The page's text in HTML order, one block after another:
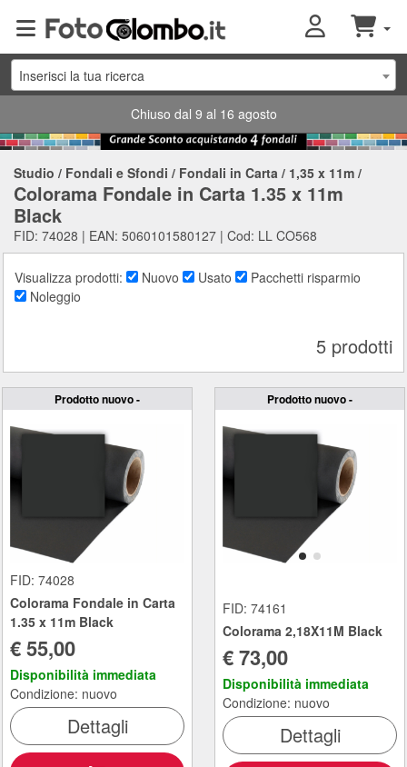
Inserisci la tua ricerca
Chiuso dal 9 al 16 agosto
Studio / Fondali e Sfondi / Fondali in Carta / 1,35 x 11m /
Colorama Fondale in Carta 1.35 x 11m
Black
FID: 74028 | EAN: 5060101580127 | Cod: LL CO568
Visualizza prodotti: Nuovo Usato
Pacchetti risparmio
Noleggio
5 prodotti
Prodotto nuovo -
FID: 74028
Colorama Fondale in Carta
1.35 x 11m Black
€ 55,00
Disponibilità immediata
Condizione: nuovo
Dettagli
Prodotto nuovo -
FID: 74161
Colorama 2,18X11M Black
€ 73,00
Disponibilità immediata
Condizione: nuovo
Dettagli